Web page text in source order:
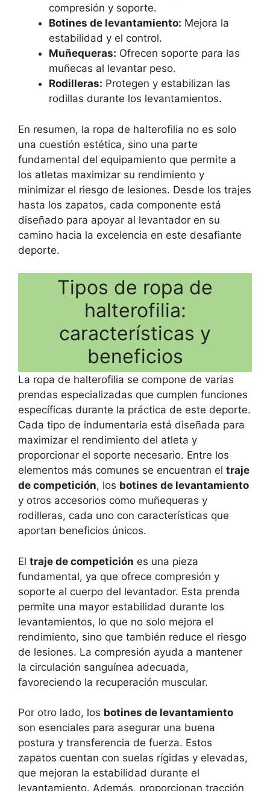
compresión y soporte.
Botines de levantamiento: Mejora la
estabilidad y el control.
Muñequeras: Ofrecen soporte para las
muñecas al levantar peso.
Rodilleras: Protegen y estabilizan las
rodillas durante los levantamientos.
En resumen, la ropa de halterofilia no es solo
una cuestión estética, sino una parte
fundamental del equipamiento que permite a
los atletas maximizar su rendimiento y
minimizar el riesgo de lesiones. Desde los trajes
hasta los zapatos, cada componente está
diseñado para apoyar al levantador en su
camino hacia la excelencia en este desafiante
deporte.
Tipos de ropa de
halterofilia:
características y
beneficios
La ropa de halterofilia se compone de varias
prendas especializadas que cumplen funciones
específicas durante la práctica de este deporte.
Cada tipo de indumentaria está diseñada para
maximizar el rendimiento del atleta y
proporcionar el soporte necesario. Entre los
elementos más comunes se encuentran el traje
de competición, los botines de levantamiento
y otros accesorios como muñequeras y
rodilleras, cada uno con características que
aportan beneficios únicos.
El traje de competición es una pieza
fundamental, ya que ofrece compresión y
soporte al cuerpo del levantador. Esta prenda
permite una mayor estabilidad durante los
levantamientos, lo que no solo mejora el
rendimiento, sino que también reduce el riesgo
de lesiones. La compresión ayuda a mantener
la circulación sanguínea adecuada,
favoreciendo la recuperación muscular.
Por otro lado, los botines de levantamiento
son esenciales para asegurar una buena
postura y transferencia de fuerza. Estos
zapatos cuentan con suelas rígidas y elevadas,
que mejoran la estabilidad durante el
levantamiento. Además, proporcionan tracción